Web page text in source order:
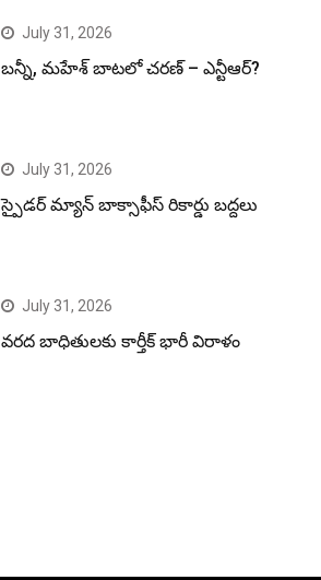
July 31, 2026
బన్నీ, మహేశ్ బాటలో చరణ్ – ఎన్టీఆర్?
July 31, 2026
స్పైడర్ మ్యాన్ బాక్సాఫీస్ రికార్డు బద్దలు
July 31, 2026
వరద బాధితులకు కార్తీక్ భారీ విరాళం